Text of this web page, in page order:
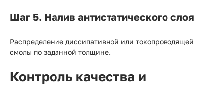
Шаг 5. Налив антистатического слоя
Распределение диссипативной или токопроводящей
смолы по заданной толщине.
Контроль качества и